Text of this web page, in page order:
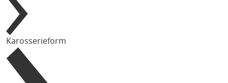
Karosserieform